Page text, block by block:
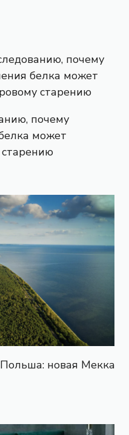
почему
может
старению
новая Мекка